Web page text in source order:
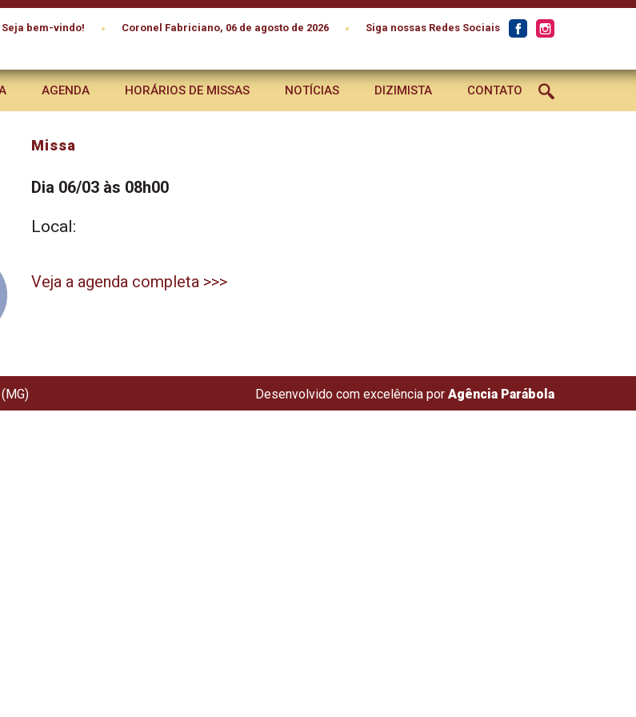
Seja bem-vindo! • Coronel Fabriciano, 06 de agosto de 2026 • Siga nossas Redes Sociais
AGENDA HORÁRIOS DE MISSAS NOTÍCIAS DIZIMISTA CONTATO
Missa
Dia 06/03 às 08h00
Local:
Veja a agenda completa >>>
Desenvolvido com excelência por Agência Parábola